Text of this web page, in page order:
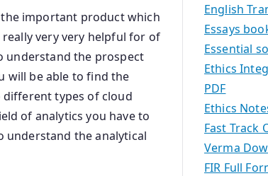
important product which
very very helpful for of
understand the prospect
will be able to find the
different types of cloud
of analytics you have to
understand the analytical
English
Essays
Essential
Ethics
PDF
Ethics
Fast Track
Verma
FIR Full